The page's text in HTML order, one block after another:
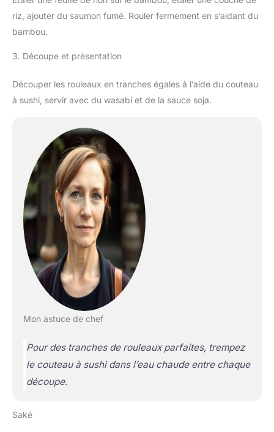
riz, ajouter du saumon fumé. Rouler fermement en s’aidant du
bambou.
3. Découpe et présentation
Découper les rouleaux en tranches égales à l’aide du couteau
à sushi, servir avec du wasabi et de la sauce soja.
Mon astuce de chef
Pour des tranches de rouleaux parfaites, trempez
le couteau à sushi dans l’eau chaude entre chaque
découpe.
Saké